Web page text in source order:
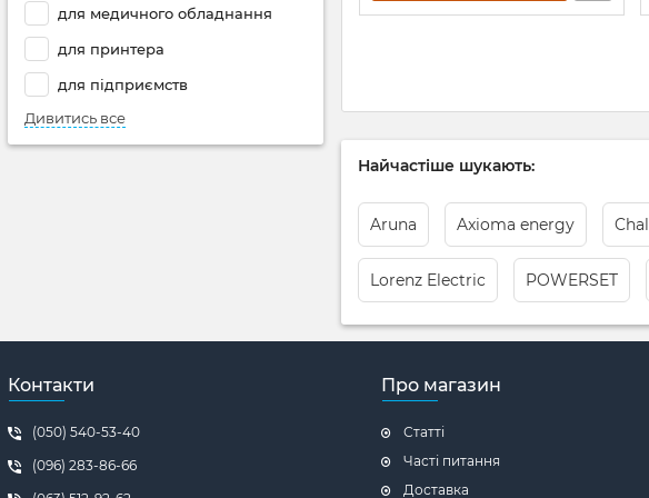
для медичного обладнання
для принтера
для підприємств
Дивитись все
Найчастіше шукають:
Aruna Axioma energy
Lorenz Electric POWERSET
Контакти
(050) 540-53-40
(096) 283-86-66
Про магазин
Статті
Часті питання
Доставка